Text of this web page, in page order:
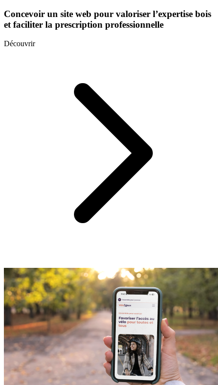
Concevoir un site web pour valoriser l’expertise bois
et faciliter la prescription professionnelle
Découvrir